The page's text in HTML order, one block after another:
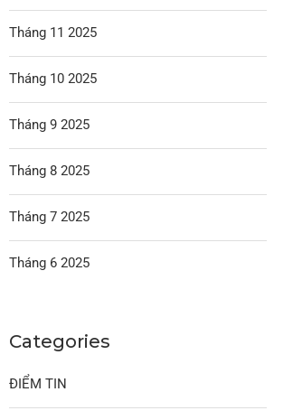
Tháng 11 2025
Tháng 10 2025
Tháng 9 2025
Tháng 8 2025
Tháng 7 2025
Tháng 6 2025
Categories
ĐIỂM TIN